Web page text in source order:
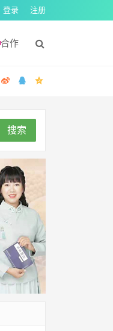
登录 注册
合作
搜索